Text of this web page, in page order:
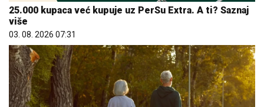
25.000 kupaca već kupuje uz PerSu Extra. A ti? Saznaj
više
03. 08. 2026 07:31